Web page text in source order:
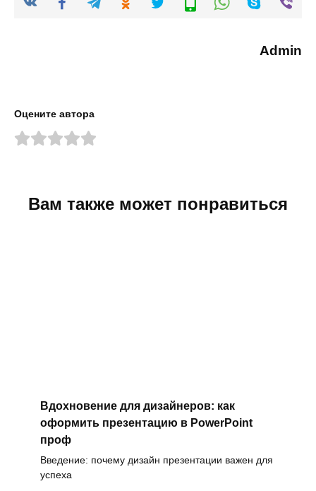
Admin
Оцените автора
Вам также может понравиться
Вдохновение для дизайнеров: как
оформить презентацию в PowerPoint
проф
Введение: почему дизайн презентации важен для
успеха